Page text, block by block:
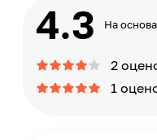
4.3 На
2
1